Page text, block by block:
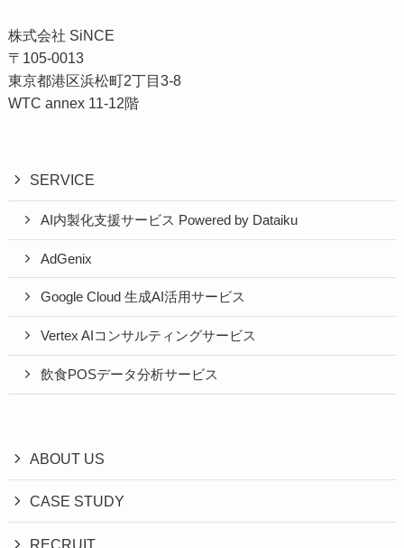
株式会社 SiNCE
〒105-0013
東京都港区浜松町2丁目3-8
WTC annex 11-12階
SERVICE
AI内製化支援サービス Powered by Dataiku
AdGenix
Google Cloud 生成AI活用サービス
Vertex AIコンサルティングサービス
飲食POSデータ分析サービス
ABOUT US
CASE STUDY
RECRUIT